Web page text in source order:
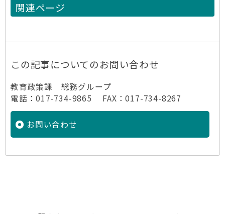
関連ページ
この記事についてのお問い合わせ
教育政策課 総務グループ
電話：017-734-9865 FAX：017-734-8267
お問い合わせ